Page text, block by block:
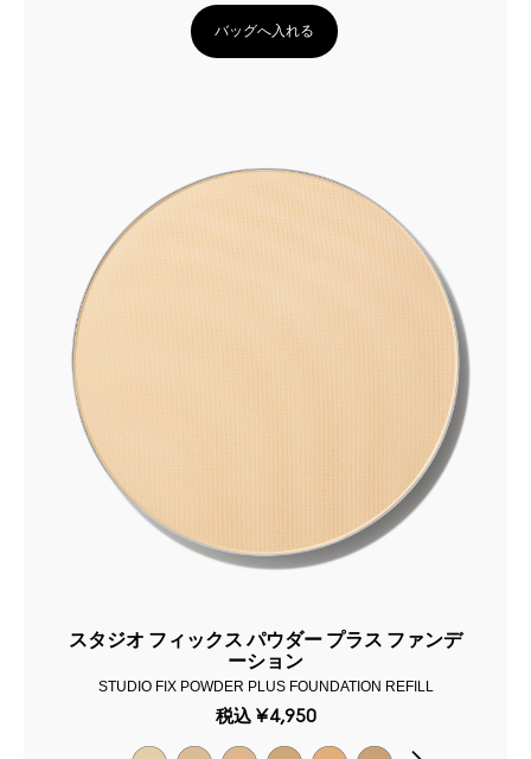
バッグへ入れる
スタジオ フィックス パウダー プラス ファンデ
ーション
STUDIO FIX POWDER PLUS FOUNDATION REFILL
税込 ¥4,950